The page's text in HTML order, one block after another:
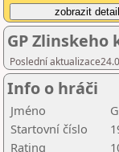
GP Zlinskeho
Poslední
Info o hráči
Jméno
Startovní číslo
Rating